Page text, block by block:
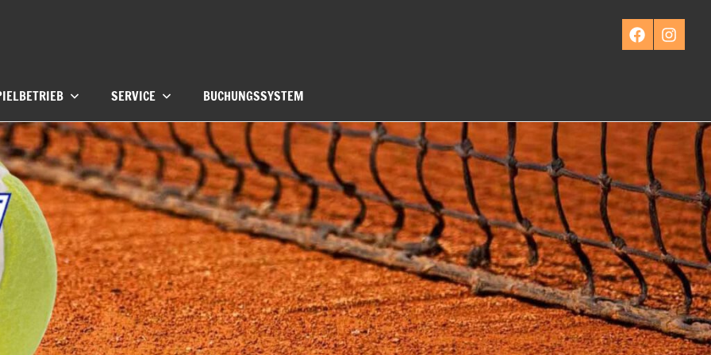
Facebook
SERVICE BUCHUNGSSYSTEM